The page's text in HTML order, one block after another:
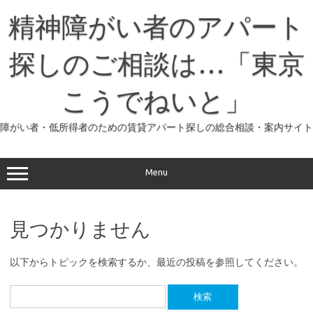
ン精神障がい者のアパート
探しのご相談は…「東京
こうでねいと」
障がい者・低所得者のための賃貸アパート探しの総合相談・案内サイト
Menu
見つかりません
以下からトピックを検索するか、最近の投稿を参照してください。
索: